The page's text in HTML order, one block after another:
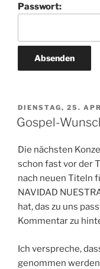
Passwort:
VERÖFFENTLICHT
AM
DIENSTAG, 25.
Gospel-
Die nächsten
schon fast vor der
nach neuen Titeln
NAVIDAD
hat, das zu uns
Kommentar zu
Ich verspreche,
genommen